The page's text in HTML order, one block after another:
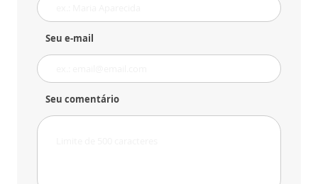
Seu e-mail
Seu comentário